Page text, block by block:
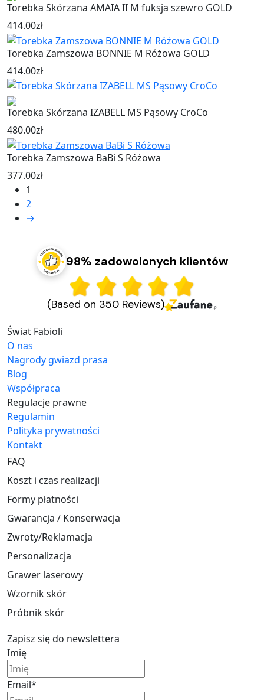
Torebka Skórzana AMAIA II M fuksja szewro GOLD
414.00zł
Torebka Zamszowa BONNIE M Różowa GOLD
414.00zł
Torebka Skórzana IZABELL MS Pąsowy CroCo
480.00zł
Torebka Zamszowa BaBi S Różowa
377.00zł
1
2
→
98% zadowolonych klientów
(Based on 350 Reviews)
Świat Fabioli
O nas
Nagrody gwiazd prasa
Blog
Współpraca
Regulacje prawne
Regulamin
Polityka prywatności
Kontakt
FAQ
Koszt i czas realizacji
Formy płatności
Gwarancja / Konserwacja
Zwroty/Reklamacja
Personalizacja
Grawer laserowy
Wzornik skór
Próbnik skór
Zapisz się do newslettera
Imię
Email*